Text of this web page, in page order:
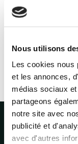
Nous utilisons
Les cookies nous
et les annonces,
médias sociaux
partageons
notre site avec
publicité et
avec d'autres
saisies